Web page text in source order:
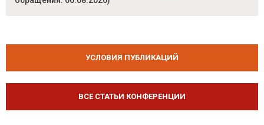
УСЛОВИЯ ПУБЛИКАЦИЙ
ВСЕ СТАТЬИ КОНФЕРЕНЦИИ